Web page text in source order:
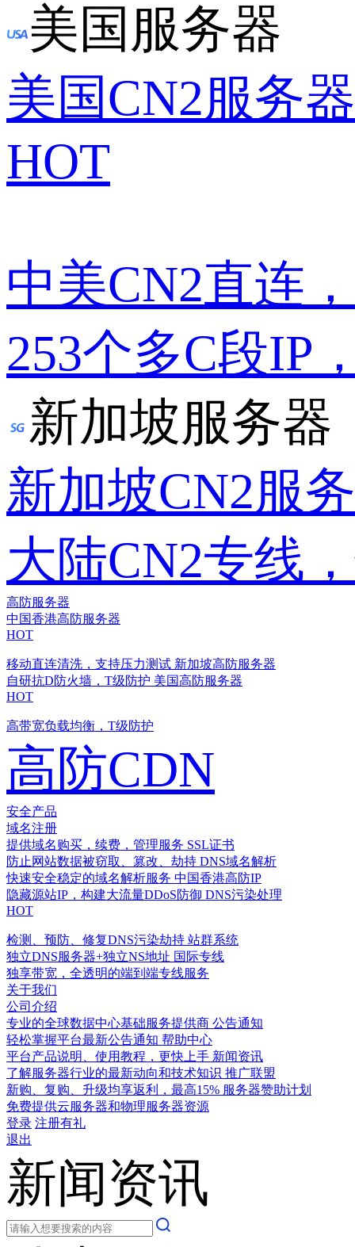
美国服务器
美国CN2服务器
HOT
中美CN2直连
253个多C段IP
新加坡服务器
新加坡CN2服
大陆CN2专线
高防服务器
中国香港高防服务器
HOT
移动直连清洗，支持压力测试 新加坡高防服务器
自研抗D防火墙，T级防护 美国高防服务器
HOT
高带宽负载均衡，T级防护
高防CDN
安全产品
域名注册
提供域名购买，续费，管理服务 SSL证书
防止网站数据被窃取、篡改、劫持 DNS域名解析
快速安全稳定的域名解析服务 中国香港高防IP
隐藏源站IP，构建大流量DDoS防御 DNS污染处理
HOT
检测、预防、修复DNS污染劫持 站群系统
独立DNS服务器+独立NS地址 国际专线
独享带宽，全透明的端到端专线服务
关于我们
公司介绍
专业的全球数据中心基础服务提供商 公告通知
轻松掌握平台最新公告通知 帮助中心
平台产品说明、使用教程，更快上手 新闻资讯
了解服务器行业的最新动向和技术知识 推广联盟
新购、复购、升级均享返利，最高15% 服务器赞助计划
免费提供云服务器和物理服务器资源
登录 注册有礼
退出
新闻资讯